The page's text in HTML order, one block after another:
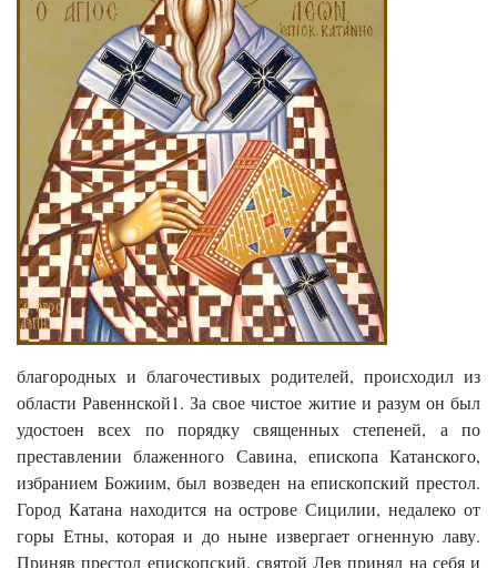
благородных и благочестивых родителей, происходил из
области Равеннской1. За свое чистое житие и разум он был
удостоен всех по порядку священных степеней, а по
преставлении блаженного Савина, епи­скопа Катанского,
избранием Божиим, был возведен на епископский престол.
Город Катана находится на острове Сицилии, неда­леко от
горы Етны, которая и до ныне извергает огненную лаву.
Приняв престол епископский, святой Лев принял на себя и